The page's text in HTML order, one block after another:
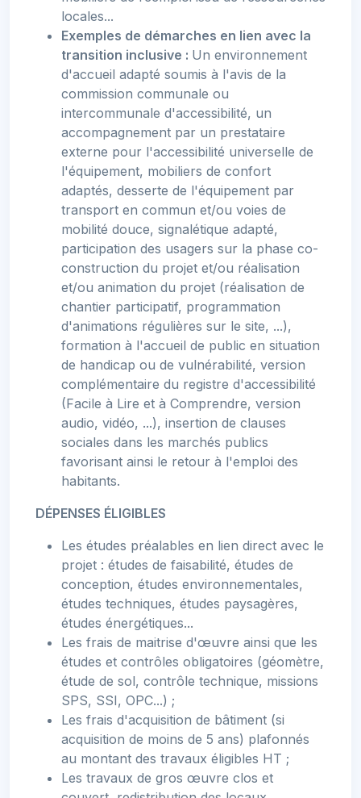
locales...
Exemples de démarches en lien avec la
transition inclusive : Un environnement
d'accueil adapté soumis à l'avis de la
commission communale ou
intercommunale d'accessibilité, un
accompagnement par un prestataire
externe pour l'accessibilité universelle de
l'équipement, mobiliers de confort
adaptés, desserte de l'équipement par
transport en commun et/ou voies de
mobilité douce, signalétique adapté,
participation des usagers sur la phase co-
construction du projet et/ou réalisation
et/ou animation du projet (réalisation de
chantier participatif, programmation
d'animations régulières sur le site, ...),
formation à l'accueil de public en situation
de handicap ou de vulnérabilité, version
complémentaire du registre d'accessibilité
(Facile à Lire et à Comprendre, version
audio, vidéo, ...), insertion de clauses
sociales dans les marchés publics
favorisant ainsi le retour à l'emploi des
habitants.
DÉPENSES ÉLIGIBLES
Les études préalables en lien direct avec le
projet : études de faisabilité, études de
conception, études environnementales,
études techniques, études paysagères,
études énergétiques...
Les frais de maitrise d'œuvre ainsi que les
études et contrôles obligatoires (géomètre,
étude de sol, contrôle technique, missions
SPS, SSI, OPC...) ;
Les frais d'acquisition de bâtiment (si
acquisition de moins de 5 ans) plafonnés
au montant des travaux éligibles HT ;
Les travaux de gros œuvre clos et